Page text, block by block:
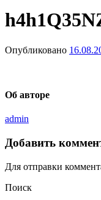
Опубликовано
Об авторе
admin
Добавить
Для отправки
Поиск